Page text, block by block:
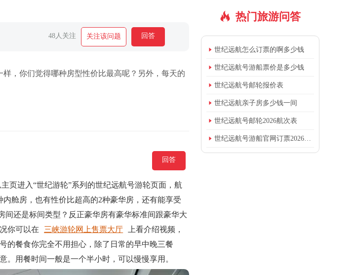
48人关注 关注该问题 回答
，你们觉得哪种房型性价比最高呢？另外，每天的
回答
页进入“世纪游轮”系列的世纪远航号游轮页面，航
舱房，也有性价比超高的2种豪华房，还有能享受
还是标间类型？反正豪华房有豪华标准间跟豪华大
你可以在
三峡游轮网上售票大厅
上看介绍视频，
的餐食你完全不用担心，除了日常的早中晚三餐
用餐时间一般是一个半小时，可以慢慢享用。
 热门旅游问答
 世纪远航怎么订票的啊多少钱
 世纪远航号游船票价是多少钱
 世纪远航号邮轮报价表
 世纪远航亲子房多少钱一间
 世纪远航号邮轮2026航次表
 世纪远航号游船官网订票2026年价格